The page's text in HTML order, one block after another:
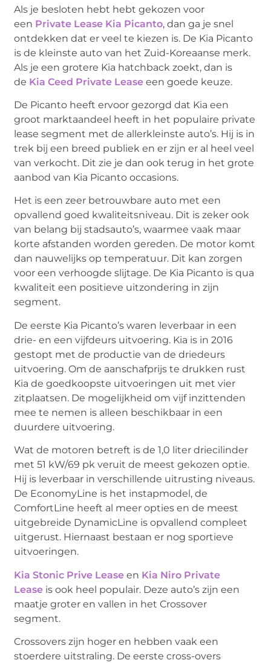
Als je besloten hebt hebt gekozen voor
een Private Lease Kia Picanto, dan ga je snel
ontdekken dat er veel te kiezen is. De Kia Picanto
is de kleinste auto van het Zuid-Koreaanse merk.
Als je een grotere Kia hatchback zoekt, dan is
de Kia Ceed Private Lease een goede keuze.
De Picanto heeft ervoor gezorgd dat Kia een
groot marktaandeel heeft in het populaire private
lease segment met de allerkleinste auto’s. Hij is in
trek bij een breed publiek en er zijn er al heel veel
van verkocht. Dit zie je dan ook terug in het grote
aanbod van Kia Picanto occasions.
Het is een zeer betrouwbare auto met een
opvallend goed kwaliteitsniveau. Dit is zeker ook
van belang bij stadsauto’s, waarmee vaak maar
korte afstanden worden gereden. De motor komt
dan nauwelijks op temperatuur. Dit kan zorgen
voor een verhoogde slijtage. De Kia Picanto is qua
kwaliteit een positieve uitzondering in zijn
segment.
De eerste Kia Picanto’s waren leverbaar in een
drie- en een vijfdeurs uitvoering. Kia is in 2016
gestopt met de productie van de driedeurs
uitvoering. Om de aanschafprijs te drukken rust
Kia de goedkoopste uitvoeringen uit met vier
zitplaatsen. De mogelijkheid om vijf inzittenden
mee te nemen is alleen beschikbaar in een
duurdere uitvoering.
Wat de motoren betreft is de 1,0 liter driecilinder
met 51 kW/69 pk veruit de meest gekozen optie.
Hij is leverbaar in verschillende uitrusting niveaus.
De EconomyLine is het instapmodel, de
ComfortLine heeft al meer opties en de meest
uitgebreide DynamicLine is opvallend compleet
uitgerust. Hiernaast bestaan er nog sportieve
uitvoeringen.
Kia Stonic Prive Lease en Kia Niro Private
Lease is ook heel populair. Deze auto’s zijn een
maatje groter en vallen in het Crossover
segment.
Crossovers zijn hoger en hebben vaak een
stoerdere uitstraling. De eerste cross-overs